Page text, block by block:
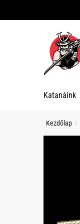
to
to
Katanáink
Kezdőlap /